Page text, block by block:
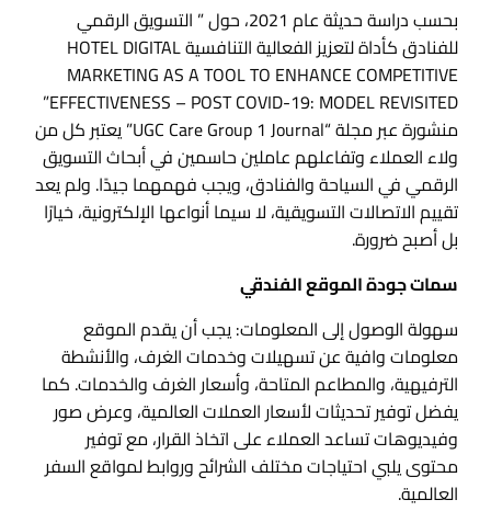
بحسب دراسة حديثة عام 2021، حول ” التسويق الرقمي
للفنادق كأداة لتعزيز الفعالية التنافسية HOTEL DIGITAL
MARKETING AS A TOOL TO ENHANCE COMPETITIVE
EFFECTIVENESS – POST COVID-19: MODEL REVISITED”
منشورة عبر مجلة “UGC Care Group 1 Journal” يعتبر كل من
ولاء العملاء وتفاعلهم عاملين حاسمين في أبحاث التسويق
الرقمي في السياحة والفنادق، ويجب فهمهما جيدًا. ولم يعد
تقييم الاتصالات التسويقية، لا سيما أنواعها الإلكترونية، خيارًا
بل أصبح ضرورة.
سمات جودة الموقع الفندقي
سهولة الوصول إلى المعلومات: يجب أن يقدم الموقع
معلومات وافية عن تسهيلات وخدمات الغرف، والأنشطة
الترفيهية، والمطاعم المتاحة، وأسعار الغرف والخدمات. كما
يفضل توفير تحديثات لأسعار العملات العالمية، وعرض صور
وفيديوهات تساعد العملاء على اتخاذ القرار، مع توفير
محتوى يلبي احتياجات مختلف الشرائح وروابط لمواقع السفر
العالمية.